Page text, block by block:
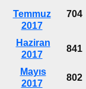
Temmuz
2017
704
Haziran
2017
841
Mayıs
2017
802